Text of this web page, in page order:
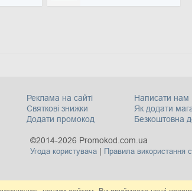
Реклама на сайті
Святкові знижки
Додати промокод
Написати нам
Як додати
Безкоштовна
©2014-2026 Promokod.com.ua
Угода користувача| Правила використання